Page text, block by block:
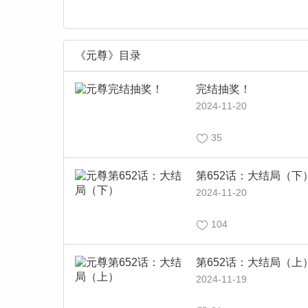
《元尊》目录
完结抽奖！
2024-11-20
35
第652话：大结局（下
2024-11-20
104
第652话：大结局（上
2024-11-19